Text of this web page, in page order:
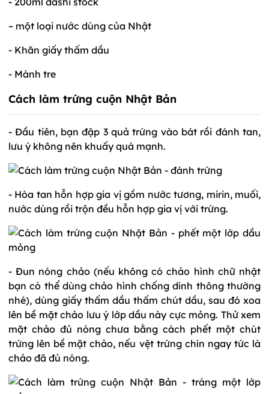
– một loại nước dùng của Nhật
- Khăn giấy thấm dầu
- Mành tre
Cách làm trứng cuộn Nhật Bản
- Đầu tiên, bạn đập 3 quả trứng vào bát rồi đánh tan,
lưu ý không nên khuấy quá mạnh.
- Hòa tan hỗn hợp gia vị gồm nước tương, mirin, muối,
nước dùng rồi trộn đều hỗn hợp gia vị với trứng.
- Đun nóng chảo (nếu không có chảo hình chữ nhật
bạn có thể dùng chảo hình chống dính thông thường
nhé), dùng giấy thấm dầu thấm chút dầu, sau đó xoa
lên bề mặt chảo lưu ý lớp dầu này cực mỏng. Thử xem
mặt chảo đủ nóng chưa bằng cách phết một chút
trứng lên bề mặt chảo, nếu vệt trứng chín ngay tức là
chảo đã đủ nóng.